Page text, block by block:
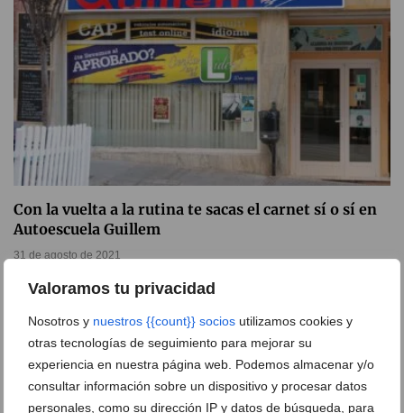
Valoramos tu privacidad
Nosotros y nuestros {{count}} socios utilizamos cookies y
otras tecnologías de seguimiento para mejorar su
experiencia en nuestra página web. Podemos almacenar y/o
consultar información sobre un dispositivo y procesar datos
personales, como su dirección IP y datos de búsqueda, para
Con la vuelta a la rutina te sacas el carnet sí o sí en
Autoescuela Guillem
31 de agosto de 2021